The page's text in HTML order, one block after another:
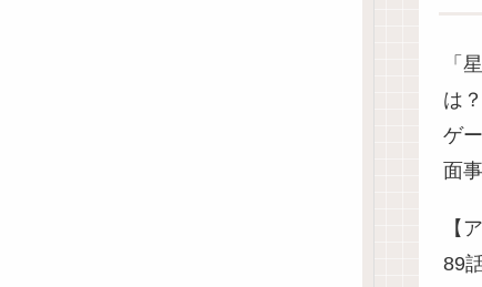
「
は
ゲ
面
【
89